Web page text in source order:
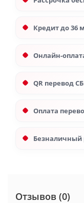
Кредит до 36
Онлайн-
QR перевод
Оплата
Безналичный
Отзывов (0)